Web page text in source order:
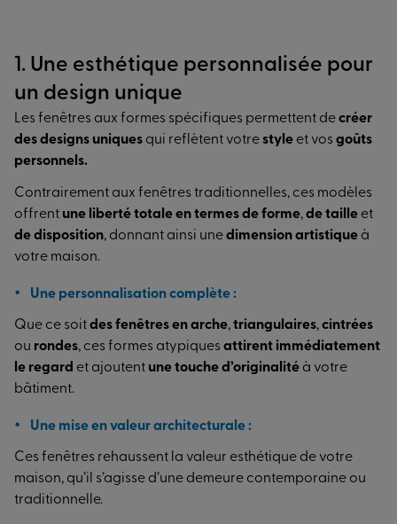
1. Une esthétique personnalisée pour
un design unique
Les fenêtres aux formes spécifiques permettent decréer
des designs uniques qui reflètent votrestyle et vos goûts
personnels.
Contrairement aux fenêtres traditionnelles, ces modèles
offrent une liberté totale en termes de forme,de taille et
de disposition, donnant ainsi unedimension artistique à
votre maison.
Une personnalisation complète :
Que ce soitdes fenêtres en arche,triangulaires,cintrées
ou rondes, ces formes atypiques attirent immédiatement
le regard et ajoutent une touche d’originalité à votre
bâtiment.
Une mise en valeur architecturale :
Ces fenêtres rehaussent la valeur esthétique de votre
maison, qu’il s’agisse d’une demeure contemporaine ou
traditionnelle.